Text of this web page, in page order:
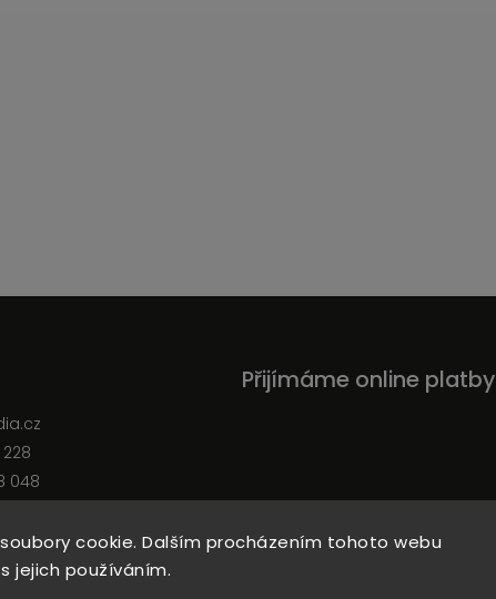
cookie. Dalším procházením tohoto webu
jejich používáním.
048
Přijímáme online platby